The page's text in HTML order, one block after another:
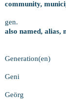
community,
gen.
also named, alias,
Generation(en)
Geni
Geörg